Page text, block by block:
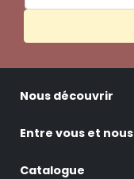
Nous découvrir
Entre vous et nous
Catalogue